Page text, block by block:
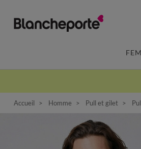
Accueil Homme Pull et gilet